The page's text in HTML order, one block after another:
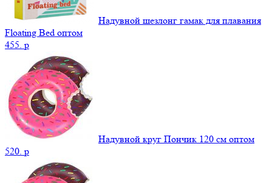
Надувной шезлонг гамак для плавания
Floating Bed оптом
455. p
Надувной круг Пончик 120 см оптом
520. p